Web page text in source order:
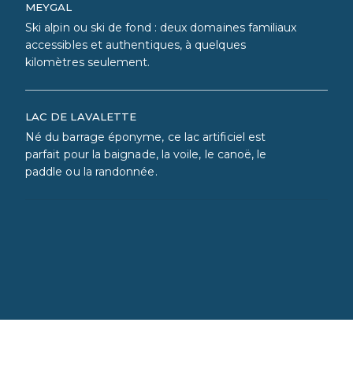
MEYGAL
Ski alpin ou ski de fond : deux domaines familiaux
accessibles et authentiques, à quelques
kilomètres seulement.
LAC DE LAVALETTE
Né du barrage éponyme, ce lac artificiel est
parfait pour la baignade, la voile, le canoë, le
paddle ou la randonnée.